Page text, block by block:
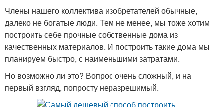
Члены нашего коллектива изобретателей обычные,
далеко не богатые люди. Тем не менее, мы тоже хотим
построить себе прочные собственные дома из
качественных материалов. И построить такие дома мы
планируем быстро, с наименьшими затратами.
Но возможно ли это? Вопрос очень сложный, и на
первый взгляд, попросту неразрешимый.